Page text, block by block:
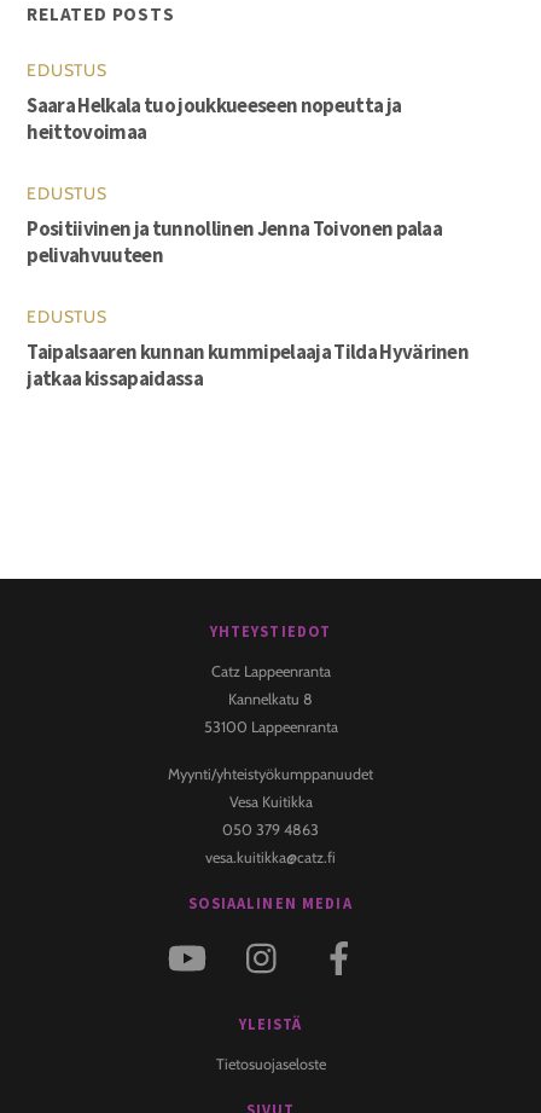
RELATED POSTS
EDUSTUS
Saara Helkala tuo joukkueeseen nopeutta ja
heittovoimaa
EDUSTUS
Positiivinen ja tunnollinen Jenna Toivonen palaa
pelivahvuuteen
EDUSTUS
Taipalsaaren kunnan kummipelaaja Tilda Hyvärinen
jatkaa kissapaidassa
YHTEYSTIEDOT
Catz Lappeenranta
Kannelkatu 8
53100 Lappeenranta
Myynti/yhteistyökumppanuudet
Vesa Kuitikka
050 379 4863
vesa.kuitikka@catz.fi
SOSIAALINEN MEDIA
YLEISTÄ
Tietosuojaseloste